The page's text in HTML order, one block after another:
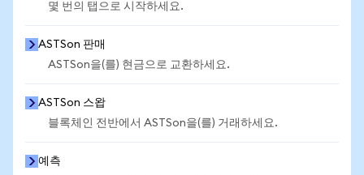
몇 번의 탭으로 시작하세요.
ASTSon 판매
ASTSon을(를) 현금으로 교환하세요.
ASTSon 스왑
블록체인 전반에서 ASTSon을(를) 거래하세요.
예측